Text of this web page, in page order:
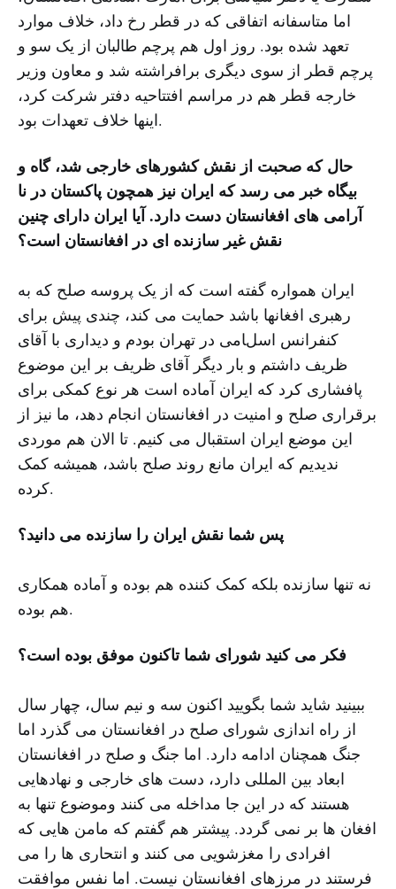
اما متاسفانه اتفاقی که در قطر رخ داد، خلاف موارد
تعهد شده بود. روز اول هم پرچم طالبان از یک سو و
پرچم قطر از سوی دیگری برافراشته شد و معاون وزیر
خارجه قطر هم در مراسم افتتاحیه دفتر شرکت کرد،
اینها خلاف تعهدات بود.
حال که صحبت از نقش کشورهای خارجی شد، گاه و
بیگاه خبر می رسد که ایران نیز همچون پاکستان در نا
آرامی های افغانستان دست دارد. آیا ایران دارای چنین
نقش غیر سازنده ای در افغانستان است؟
ایران همواره گفته است که از یک پروسه صلح که به
رهبری افغانها باشد حمایت می کند، چندی پیش برای
کنفرانس اسلامی در تهران بودم و دیداری با آقای
ظریف داشتم و بار دیگر آقای ظریف بر این موضوع
پافشاری کرد که ایران آماده است هر نوع کمکی برای
برقراری صلح و امنیت در افغانستان انجام دهد، ما نیز از
این موضع ایران استقبال می کنیم. تا الان هم موردی
ندیدیم که ایران مانع روند صلح باشد، همیشه کمک
کرده.
پس شما نقش ایران را سازنده می دانید؟
نه تنها سازنده بلکه کمک کننده هم بوده و آماده همکاری
هم بوده.
فکر می کنید شورای شما تاکنون موفق بوده است؟
ببینید شاید شما بگویید اکنون سه و نیم سال، چهار سال
از راه اندازی شورای صلح در افغانستان می گذرد اما
جنگ همچنان ادامه دارد. اما جنگ و صلح در افغانستان
ابعاد بین المللی دارد، دست های خارجی و نهادهایی
هستند که در این جا مداخله می کنند وموضوع تنها به
افغان ها بر نمی گردد. پیشتر هم گفتم که مامن هایی که
افرادی را مغزشویی می کنند و انتحاری ها را می
فرستند در مرزهای افغانستان نیست. اما نفس موافقت